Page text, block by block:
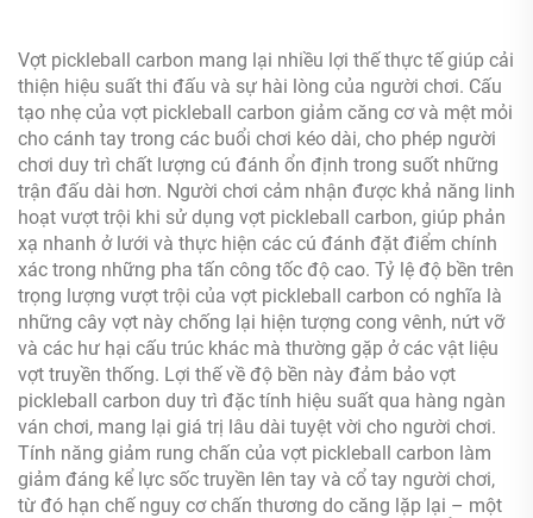
Vợt pickleball carbon mang lại nhiều lợi thế thực tế giúp cải
thiện hiệu suất thi đấu và sự hài lòng của người chơi. Cấu
tạo nhẹ của vợt pickleball carbon giảm căng cơ và mệt mỏi
cho cánh tay trong các buổi chơi kéo dài, cho phép người
chơi duy trì chất lượng cú đánh ổn định trong suốt những
trận đấu dài hơn. Người chơi cảm nhận được khả năng linh
hoạt vượt trội khi sử dụng vợt pickleball carbon, giúp phản
xạ nhanh ở lưới và thực hiện các cú đánh đặt điểm chính
xác trong những pha tấn công tốc độ cao. Tỷ lệ độ bền trên
trọng lượng vượt trội của vợt pickleball carbon có nghĩa là
những cây vợt này chống lại hiện tượng cong vênh, nứt vỡ
và các hư hại cấu trúc khác mà thường gặp ở các vật liệu
vợt truyền thống. Lợi thế về độ bền này đảm bảo vợt
pickleball carbon duy trì đặc tính hiệu suất qua hàng ngàn
ván chơi, mang lại giá trị lâu dài tuyệt vời cho người chơi.
Tính năng giảm rung chấn của vợt pickleball carbon làm
giảm đáng kể lực sốc truyền lên tay và cổ tay người chơi,
từ đó hạn chế nguy cơ chấn thương do căng lặp lại – một